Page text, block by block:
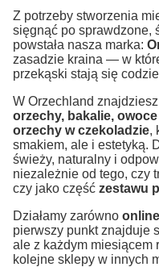
Z potrzeby stworzenia
sięgnąć po sprawdzone,
powstała nasza marka:
zasadzie kraina — w
przekąski stają się
W Orzechland
orzechy, bakalie,
orzechy w czekoladzie,
smakiem, ale i estetyką.
świeży, naturalny i
niezależnie od tego, czy
czy jako część zestawu
Działamy zarówno online
pierwszy punkt znajduje
ale z każdym miesiącem
kolejne sklepy w innych